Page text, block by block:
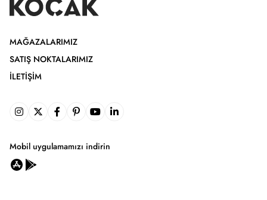
MAĞAZALARIMIZ
SATIŞ NOKTALARIMIZ
İLETIŞIM
Mobil uygulamamızı indirin